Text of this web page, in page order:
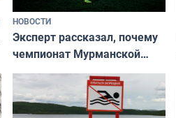
НОВОСТИ
Эксперт рассказал, почему
чемпионат Мурманской
области по футболу остался
незамеченным